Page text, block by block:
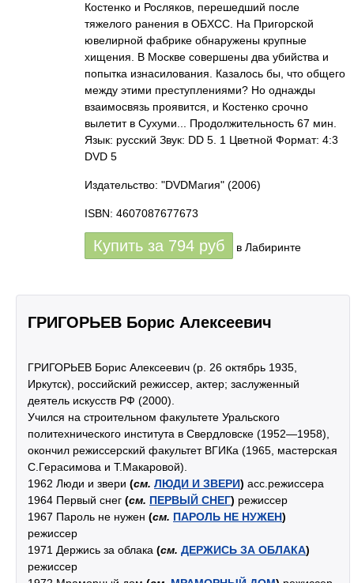
Костенко и Росляков, перешедший после
тяжелого ранения в ОБХСС. На Пригорской
ювелирной фабрике обнаружены крупные
хищения. В Москве совершены два убийства и
попытка изнасилования. Казалось бы, что общего
между этими преступлениями? Но однажды
взаимосвязь проявится, и Костенко срочно
вылетит в Сухуми... Продолжительность 67 мин.
Язык: русский Звук: DD 5. 1 Цветной Формат: 4:3
DVD 5
Издательство: "DVDМагия" (2006)
ISBN: 4607087677673
Купить за 794 руб в Лабиринте
ГРИГОРЬЕВ Борис Алексеевич
ГРИГОРЬЕВ Борис Алексеевич (р. 26 октябрь 1935,
Иркутск), российский режиссер, актер; заслуженный
деятель искусств РФ (2000).
Учился на строительном факультете Уральского
политехнического института в Свердловске (1952—1958),
окончил режиссерский факультет ВГИКа (1965, мастерская
С.Герасимова и Т.Макаровой).
1962 Люди и звери (см. ЛЮДИ И ЗВЕРИ) асс.режиссера
1964 Первый снег (см. ПЕРВЫЙ СНЕГ) режиссер
1967 Пароль не нужен (см. ПАРОЛЬ НЕ НУЖЕН)
режиссер
1971 Держись за облака (см. ДЕРЖИСЬ ЗА ОБЛАКА)
режиссер